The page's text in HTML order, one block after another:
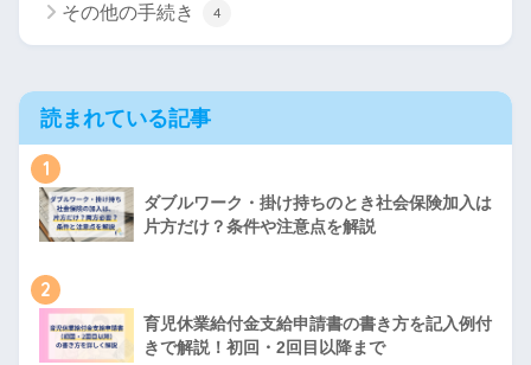
その他の手続き 4
読まれている記事
1
ダブルワーク・掛け持ちのとき社会保険加入は
片方だけ？条件や注意点を解説
2
育児休業給付金支給申請書の書き方を記入例付
きで解説！初回・2回目以降まで